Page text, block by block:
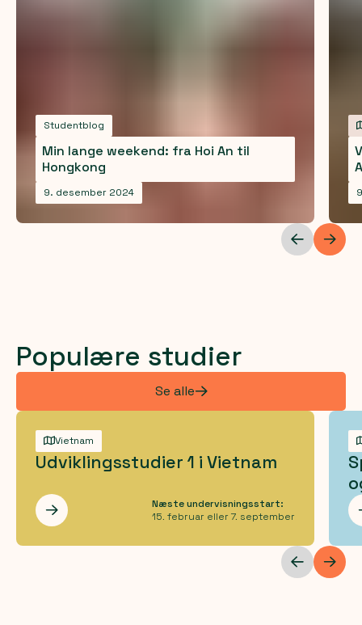
Studentblog
Min lange weekend: fra Hoi An til
Hongkong
9. desember 2024
Populære studier
Se alle
Vietnam
Udviklingsstudier 1 i Vietnam
Les mer
Næste undervisningsstart:
15. februar eller 7. september